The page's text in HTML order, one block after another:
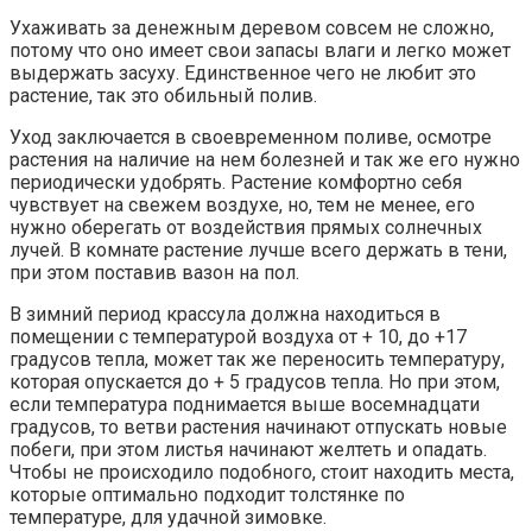
Ухаживать за денежным деревом совсем не сложно,
потому что оно имеет свои запасы влаги и легко может
выдержать засуху. Единственное чего не любит это
растение, так это обильный полив.
Уход заключается в своевременном поливе, осмотре
растения на наличие на нем болезней и так же его нужно
периодически удобрять. Растение комфортно себя
чувствует на свежем воздухе, но, тем не менее, его
нужно оберегать от воздействия прямых солнечных
лучей. В комнате растение лучше всего держать в тени,
при этом поставив вазон на пол.
В зимний период крассула должна находиться в
помещении с температурой воздуха от + 10, до +17
градусов тепла, может так же переносить температуру,
которая опускается до + 5 градусов тепла. Но при этом,
если температура поднимается выше восемнадцати
градусов, то ветви растения начинают отпускать новые
побеги, при этом листья начинают желтеть и опадать.
Чтобы не происходило подобного, стоит находить места,
которые оптимально подходит толстянке по
температуре, для удачной зимовке.